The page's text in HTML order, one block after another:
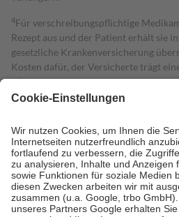
4Für verschreibungspflichtige
Rezept aus und der Patient erhält sie
gesetzliche Krankenversicherung
Kosten dafür, der Versicherte trägt
mit.
Grundsätzlich leisten Mitglieder
höchstens zehn Euro.
Es sind jedoch
Kosten der Leistung zu entrichten.
Diese Regeln gelten grundsätzlich
Bei Heilmitteln und häuslicher
Zuzahlung zehn Prozent der Kosten
Verordnung.
Um das Engagement der Versicherten